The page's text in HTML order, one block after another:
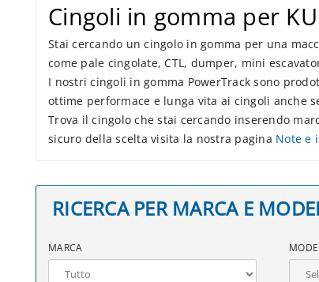
Cingoli in gomma per
Stai cercando un cingolo in gomma per una
come pale cingolate, CTL, dumper, mini
I nostri cingoli in gomma PowerTrack sono
ottime performace e lunga vita ai cingoli anche
Trova il cingolo che stai cercando inserendo
sicuro della scelta visita la nostra pagina Note e
RICERCA PER MARCA E
MARCA